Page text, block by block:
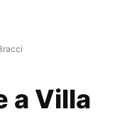
a Villa